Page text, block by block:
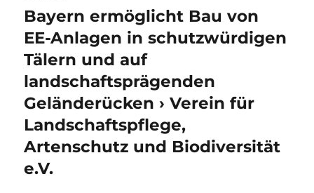
Vorheriger
Beitrag:
Bayern ermöglicht Bau von
EE-Anlagen in schutzwürdigen
Tälern und auf
landschaftsprägenden
Geländerücken › Verein für
Landschaftspflege,
Artenschutz und Biodiversität
e.V.